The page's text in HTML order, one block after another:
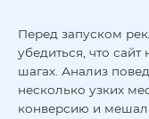
Перед запуском
убедиться, что
шагах. Анализ
несколько узких
конверсию и